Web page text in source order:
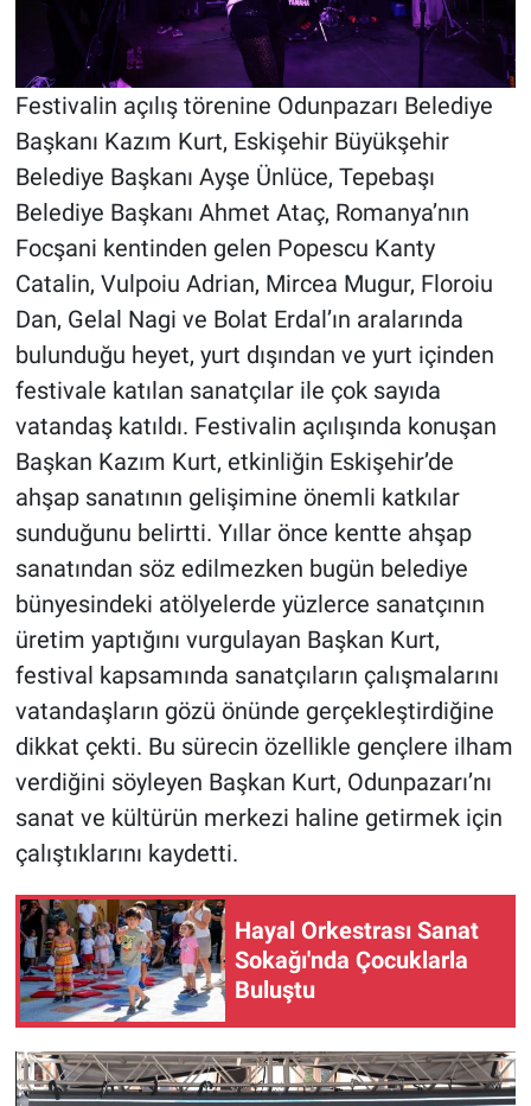
Festivalin açılış törenine Odunpazarı Belediye
Başkanı Kazım Kurt, Eskişehir Büyükşehir
Belediye Başkanı Ayşe Ünlüce, Tepebaşı
Belediye Başkanı Ahmet Ataç, Romanya’nın
Focşani kentinden gelen Popescu Kanty
Catalin, Vulpoiu Adrian, Mircea Mugur, Floroiu
Dan, Gelal Nagi ve Bolat Erdal’ın aralarında
bulunduğu heyet, yurt dışından ve yurt içinden
festivale katılan sanatçılar ile çok sayıda
vatandaş katıldı. Festivalin açılışında konuşan
Başkan Kazım Kurt, etkinliğin Eskişehir’de
ahşap sanatının gelişimine önemli katkılar
sunduğunu belirtti. Yıllar önce kentte ahşap
sanatından söz edilmezken bugün belediye
bünyesindeki atölyelerde yüzlerce sanatçının
üretim yaptığını vurgulayan Başkan Kurt,
festival kapsamında sanatçıların çalışmalarını
vatandaşların gözü önünde gerçekleştirdiğine
dikkat çekti. Bu sürecin özellikle gençlere ilham
verdiğini söyleyen Başkan Kurt, Odunpazarı’nı
sanat ve kültürün merkezi haline getirmek için
çalıştıklarını kaydetti.
Hayal Orkestrası Sanat
Sokağı'nda Çocuklarla
Buluştu